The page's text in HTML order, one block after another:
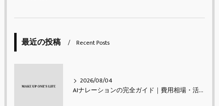
最近の投稿 Recent Posts
2026/08/04
AIナレーションの完全ガイド｜費用相場・活用シーン・メリットと注意点・使い方【2026年最新】